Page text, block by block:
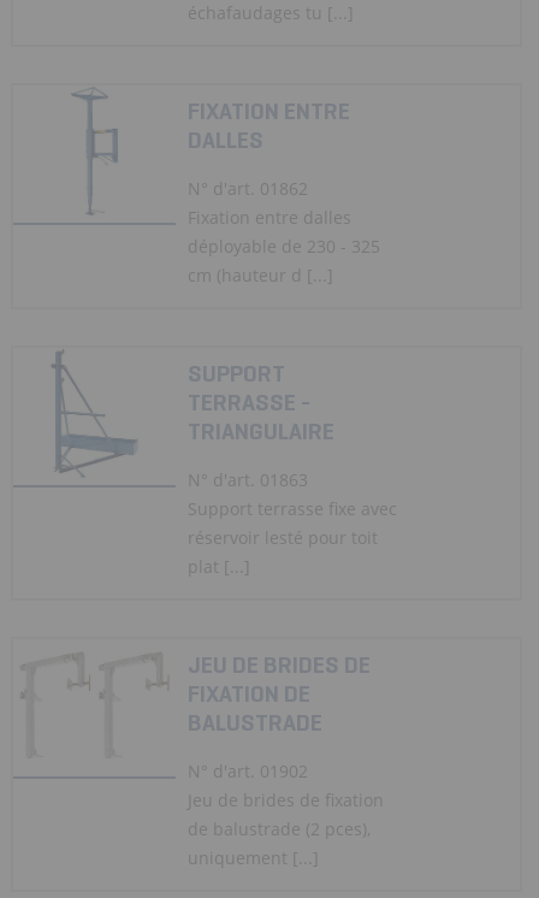
échafaudages tu [...]
FIXATION ENTRE
DALLES
N° d'art. 01862
Fixation entre dalles
déployable de 230 - 325
cm (hauteur d [...]
SUPPORT
TERRASSE -
TRIANGULAIRE
N° d'art. 01863
Support terrasse fixe avec
réservoir lesté pour toit
plat [...]
JEU DE BRIDES DE
FIXATION DE
BALUSTRADE
N° d'art. 01902
Jeu de brides de fixation
de balustrade (2 pces),
uniquement [...]